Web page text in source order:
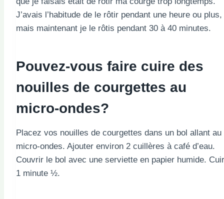
J’avais l’habitude de le rôtir pendant une heure ou plus,
mais maintenant je le rôtis pendant 30 à 40 minutes.
Pouvez-vous faire cuire des
nouilles de courgettes au
micro-ondes?
Placez vos nouilles de courgettes dans un bol allant au
micro-ondes. Ajouter environ 2 cuillères à café d’eau.
Couvrir le bol avec une serviette en papier humide.
1 minute ½.